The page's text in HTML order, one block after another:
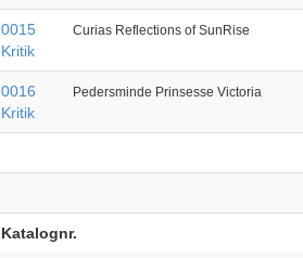
0015
Kritik
Curias Reflections of SunRise
0016
Kritik
Pedersminde Prinsesse Victoria
Katalognr.